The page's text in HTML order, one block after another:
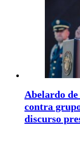
Abelardo
contra
discurso